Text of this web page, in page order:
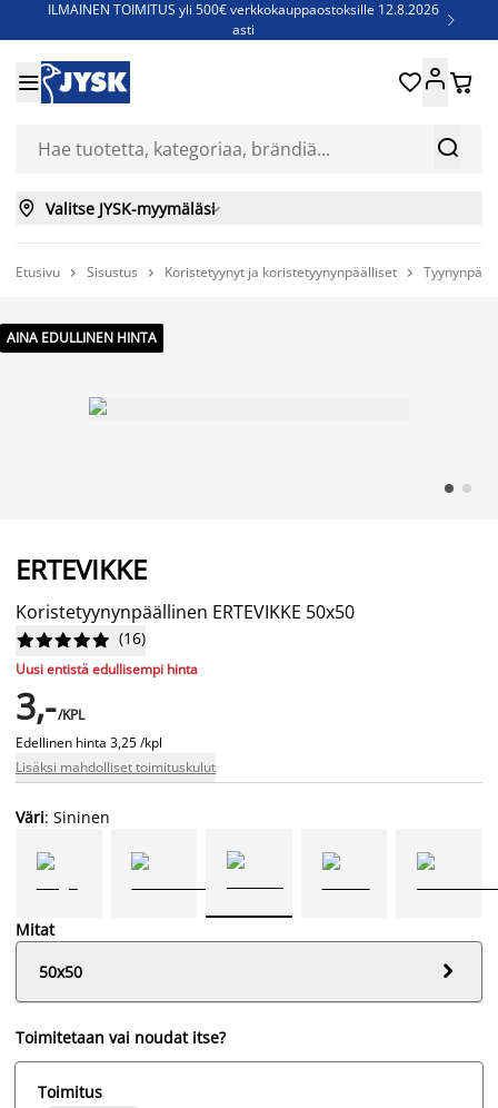
ILMAINEN TOIMITUS yli 500€ verkkokauppaostoksille 12.8.2026
asti

Jenkkisänkyjä - Säästä jopa 60%


 
 Valitse JYSK-myymäläsi
Etusivu  Sisustus  Koristetyynyt ja koristetyynynpäälliset 
AINA EDULLINEN HINTA
ERTEVIKKE
Koristetyynynpäällinen ERTEVIKKE 50x50





 (16)
Uusi entistä edullisempi hinta
3,-/KPL
Edellinen hinta 3,25 /kpl
Lisäksi mahdolliset toimituskulut
Väri: Sininen
Mitat
50x50

Toimitetaan vai noudat itse?
Toimitus